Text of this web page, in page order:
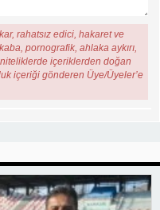
rahatsız edici, hakaret ve
pornografik, ahlaka aykırı,
içeriklerden doğan
içeriği gönderen Üye/Üyeler’e